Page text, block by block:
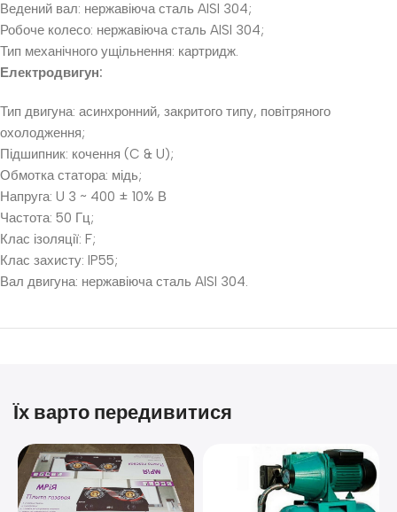
Ведений вал: нержавіюча сталь AISI 304;
Робоче колесо: нержавіюча сталь AISI 304;
Тип механічного ущільнення: картридж.
Електродвигун:
Тип двигуна: асинхронний, закритого типу, повітряного
охолодження;
Підшипник: кочення (C & U);
Обмотка статора: мідь;
Напруга: U 3 ~ 400 ± 10% В
Частота: 50 Гц;
Клас ізоляції: F;
Клас захисту: IP55;
Вал двигуна: нержавіюча сталь AISI 304.
Їх варто передивитися